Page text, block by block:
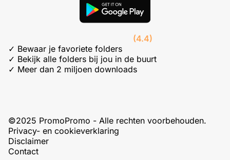
(4.4)
✓ Bewaar je favoriete folders
✓ Bekijk alle folders bij jou in de buurt
✓ Meer dan 2 miljoen downloads
©2025 PromoPromo - Alle rechten voorbehouden.
Privacy- en cookieverklaring
Disclaimer
Contact